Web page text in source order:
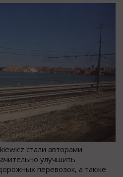
стали авторами
улучшить
перевозок, а также